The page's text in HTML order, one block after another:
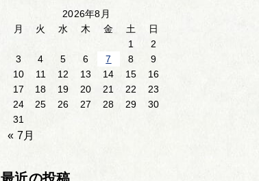
2026年8月
月
火 水 木 金 土
日
1
2
3
4 5 6 7 8
9
10
11 12 13 14 15
16
17
18 19 20 21 22
23
24
25 26 27 28 29
30
31
« 7月